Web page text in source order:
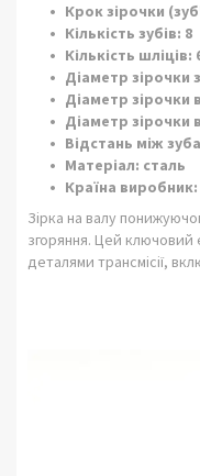
Крок зірочки
Кількість зубів: 8
Кількість шліців:
Діаметр зірочки
Діаметр зірочки
Діаметр зірочки
Відстань між
Матеріал: сталь
Країна
Зірка на валу
згоряння. Цей ключовий
деталями трансмісії,